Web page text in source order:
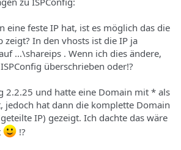
eine feste IP hat, ist es möglich das die
zeigt? In den vhosts ist die IP ja
...\shareips . Wenn ich dies ändere,
überschrieben oder!?
2.2.25 und hatte eine Domain mit * als
jedoch hat dann die komplette Domain
IP) gezeigt. Ich dachte das wäre
!?